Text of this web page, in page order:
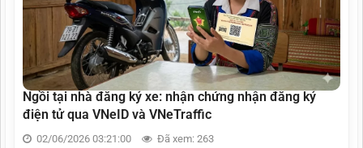
Ngồi tại nhà đăng ký xe: nhận chứng nhận đăng ký
điện tử qua VNeID và VNeTraffic
02/06/2026 03:21:00 Đã xem: 263